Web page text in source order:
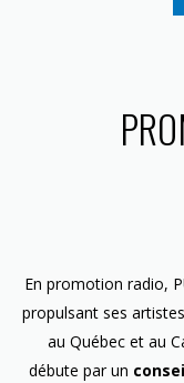
En promotion radio,
propulsant ses
au Québec et au
débute par un